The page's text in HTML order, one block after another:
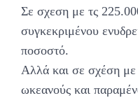
Σε σχεση με τς
συγκεκριμένου
ποσοστό.
Αλλά και σε σχέση με
ωκεανούς και